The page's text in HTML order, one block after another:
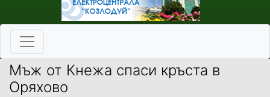
Мъж от Кнежа спаси кръста в
Оряхово